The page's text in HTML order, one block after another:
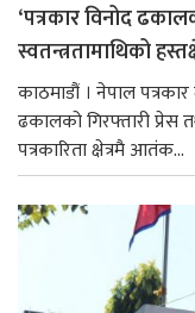
‘पत्रकार विनोद
स्वतन्त्रतामाथिको
काठमाडौं । नेपाल
ढकालको गिरफ्तारी प्रेस
पत्रकारिता क्षेत्रमै आतंक...